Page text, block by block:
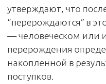
утверждают, что
“перерождаются” в
— человеческом или
перерождения
накопленной в
поступков.